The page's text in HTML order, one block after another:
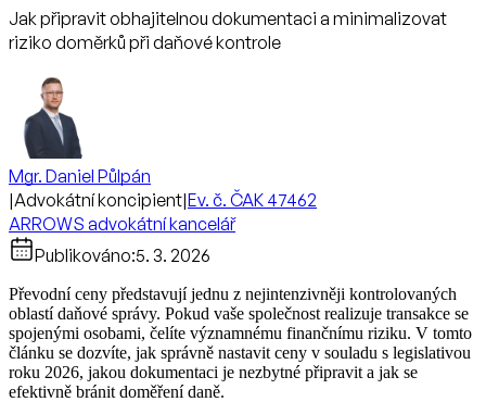
Jak připravit obhajitelnou dokumentaci a minimalizovat
riziko doměrků při daňové kontrole
Mgr. Daniel Půlpán
|Advokátní koncipient|Ev. č. ČAK 47462
ARROWS advokátní kancelář
Publikováno:5. 3. 2026
Převodní ceny představují jednu z nejintenzivněji kontrolovaných
oblastí daňové správy. Pokud vaše společnost realizuje transakce se
spojenými osobami, čelíte významnému finančnímu riziku. V tomto
článku se dozvíte, jak správně nastavit ceny v souladu s legislativou
roku 2026, jakou dokumentaci je nezbytné připravit a jak se
efektivně bránit doměření daně.